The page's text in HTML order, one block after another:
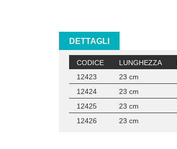
DETTAGLI
CODICE LUNGHEZZA
12423
23 cm
12424
23 cm
12425
23 cm
12426
23 cm